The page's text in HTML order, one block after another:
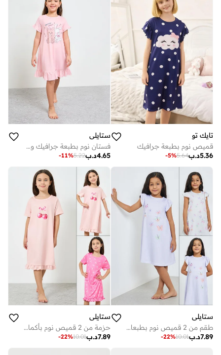
تايك تو
قميص نوم بطبعة جرافيك
د.ب5.36
5.64
-5%
ستايلي
فستان نوم بطبعة جرافيك وكشكش بطول الركبة للفتيات - وردي
د.ب4.65
5.22
-11%
ستايلي
طقم من 2 قميص نوم بطبعات فراشة للبنات
د.ب7.89
10.01
-22%
ستايلي
حزمة من 2 قميص نوم بأكمام قصيرة ومطبع للفتيات
د.ب7.89
10.01
-22%